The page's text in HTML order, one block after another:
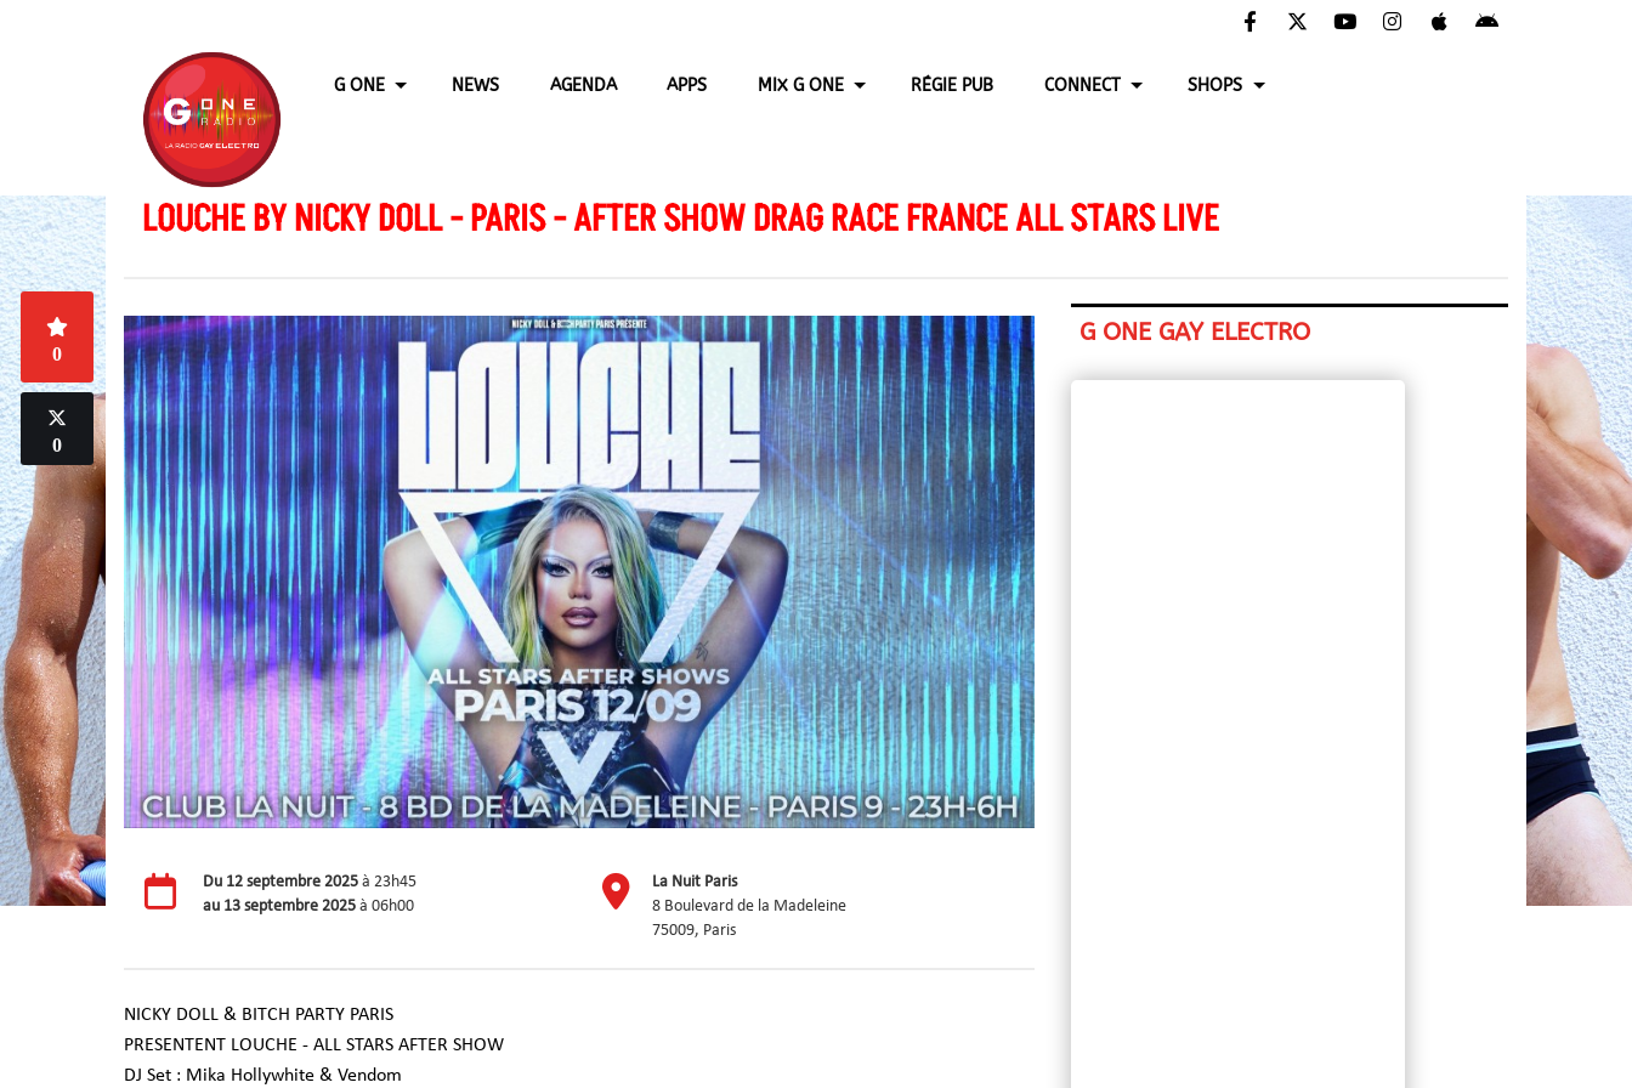
G ONE NEWS AGENDA APPS MIX G ONE RÉGIE PUB CONNECT SHOPS
LOUCHE BY NICKY DOLL - PARIS - AFTER SHOW DRAG RACE FRANCE ALL STARS LIVE
0
0
Du 12 septembre 2025 à 23h45
au 13 septembre 2025 à 06h00
La Nuit Paris
8 Boulevard de la Madeleine
75009, Paris
NICKY DOLL & BITCH PARTY PARIS
PRESENTENT LOUCHE - ALL STARS AFTER SHOW
DJ Set : Mika Hollywhite & Vendom
G ONE GAY ELECTRO